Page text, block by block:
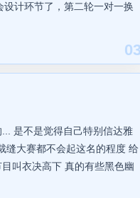
计环节了，第二轮一对一换
是不是觉得自己特别信达雅
缝大赛都不会起这名的程度 给
叫衣决高下 真的有些黑色幽